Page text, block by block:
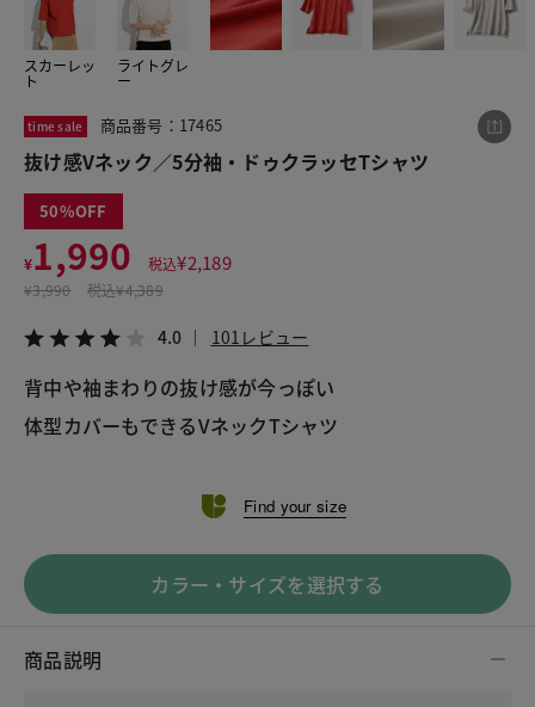
スカーレッ
ト
ライトグレ
ー
1 6
time sale 商品番号：17465
抜け感Vネック／5分袖・ドゥクラッセTシャツ
50
¥1,990 税込¥2,189
¥3,990 税込¥4,389
4.0 101レビュー
背中や袖まわりの抜け感が今っぽい
Find your size
カラー・サイズを選択する
商品説明
この商品をシェアする
¥1,990
税込¥2,189
LINE X メール